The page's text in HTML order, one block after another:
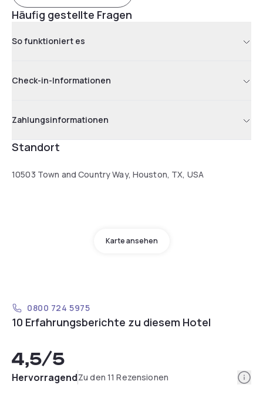
Häufig gestellte Fragen
So funktioniert es
Check-in-Informationen
Zahlungsinformationen
Standort
10503 Town and Country Way, Houston, TX, USA
Karte ansehen
0800 724 5975
10 Erfahrungsberichte zu diesem Hotel
4,5/5
HervorragendZu den 11 Rezensionen